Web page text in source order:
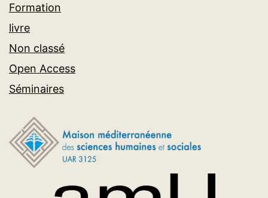
Formation
livre
Non classé
Open Access
Séminaires